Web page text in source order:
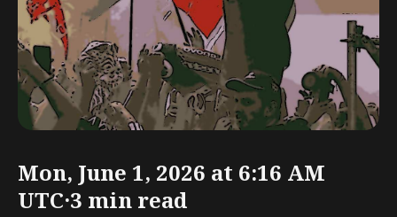
Mon, June 1, 2026 at 6:16 AM
UTC·3 min read